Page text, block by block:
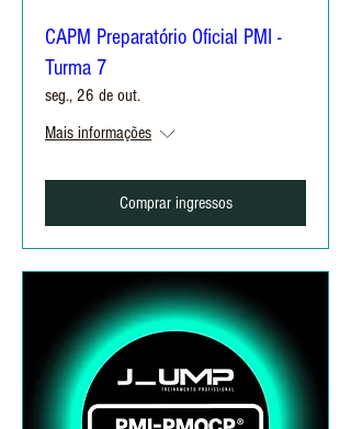
CAPM Preparatório Oficial PMI -
Turma 7
seg., 26 de out.
Mais informações
Comprar ingressos